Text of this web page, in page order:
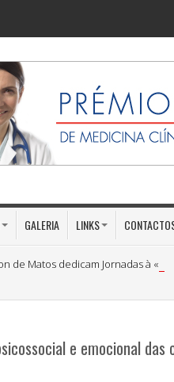
GALERIA LINKS
Matos dedicam Jornadas à
e emocional das